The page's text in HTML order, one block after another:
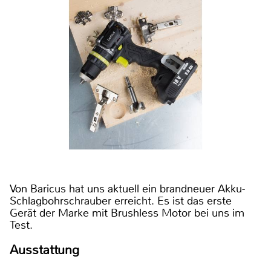
Von Baricus hat uns aktuell ein brandneuer Akku-
Schlagbohrschrauber erreicht. Es ist das erste
Gerät der Marke mit Brushless Motor bei uns im
Test.
Ausstattung